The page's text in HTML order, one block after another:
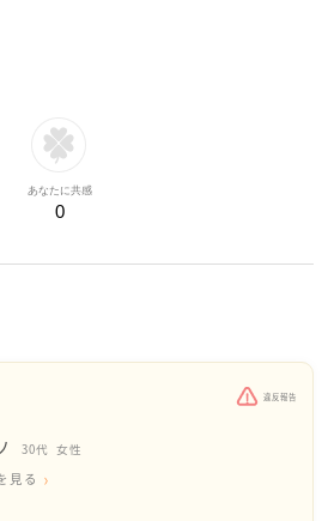
あなたに共感
0
違反報告
30代 女性
見る